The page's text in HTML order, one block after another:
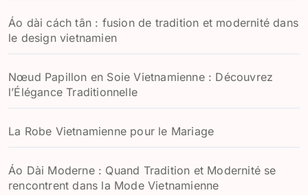
Áo dài cách tân : fusion de tradition et modernité dans
le design vietnamien
Nœud Papillon en Soie Vietnamienne : Découvrez
l’Élégance Traditionnelle
La Robe Vietnamienne pour le Mariage
Áo Dài Moderne : Quand Tradition et Modernité se
rencontrent dans la Mode Vietnamienne